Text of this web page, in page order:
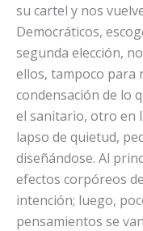
su cartel y nos
Democráticos,
segunda elección,
ellos, tampoco para
condensación de lo
el sanitario, otro en
lapso de quietud,
diseñándose. Al
efectos corpóreos
intención; luego,
pensamientos se